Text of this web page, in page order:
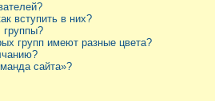
вступить в них?
группы?
групп имеют разные цвета?
сайта»?